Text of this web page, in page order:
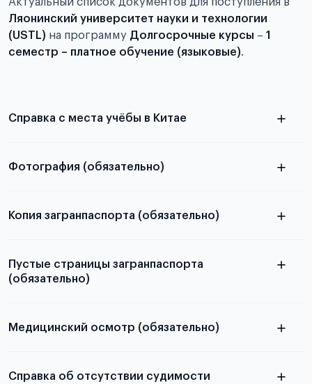
Ляонинский университет науки и технологии
(USTL) на программу Долгосрочные курсы – 1
семестр – платное обучение (языковые).
Справка с места учёбы в Китае
статье справка с места учёбы в Китае
Фотография (обязательно)
принимаются
Копия загранпаспорта (обязательно)
паспорта
Пустые страницы загранпаспорта
(обязательно)
загранпаспорта
Медицинский осмотр (обязательно)
Для примеров заполнения и пустых
Справка об отсутствии судимости